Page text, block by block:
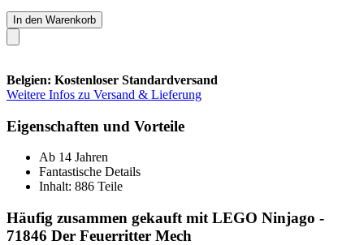
In den Warenkorb
Belgien: Kostenloser Standardversand
Weitere Infos zu Versand & Lieferung
Eigenschaften und Vorteile
Ab 14 Jahren
Fantastische Details
Inhalt: 886 Teile
Häufig zusammen gekauft mit LEGO Ninjago -
71846 Der Feuerritter Mech